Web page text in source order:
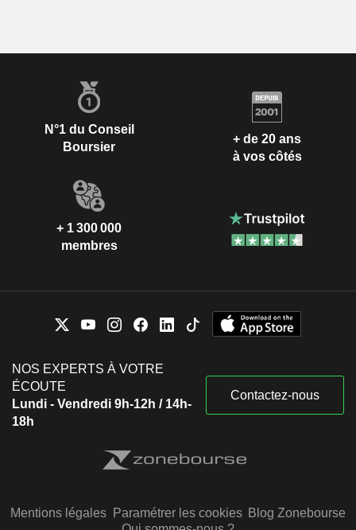
N°1 du Conseil
Boursier
+ de 20 ans
à vos côtés
+ 1 300 000
membres
NOS EXPERTS À VOTRE
ÉCOUTE
Lundi - Vendredi 9h-12h / 14h-
18h
Contactez-nous
Mentions légales Paramétrer les cookies Blog Zonebourse